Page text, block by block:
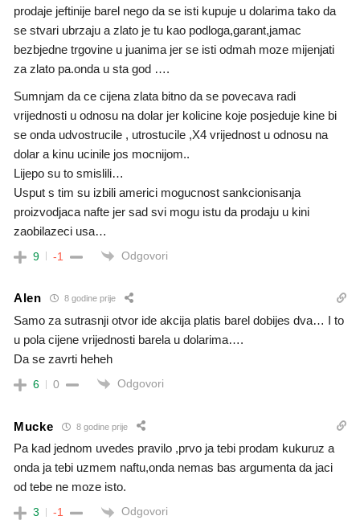
prodaje jeftinije barel nego da se isti kupuje u dolarima tako da
se stvari ubrzaju a zlato je tu kao podloga,garant,jamac
bezbjedne trgovine u juanima jer se isti odmah moze mijenjati
za zlato pa.onda u sta god ….
Sumnjam da ce cijena zlata bitno da se povecava radi
vrijednosti u odnosu na dolar jer kolicine koje posjeduje kine bi
se onda udvostrucile , utrostucile ,X4 vrijednost u odnosu na
dolar a kinu ucinile jos mocnijom..
Lijepo su to smislili…
Usput s tim su izbili americi mogucnost sankcionisanja
proizvodjaca nafte jer sad svi mogu istu da prodaju u kini
zaobilazeci usa…
9 -1 Odgovori
Alen 8 godine prije
Samo za sutrasnji otvor ide akcija platis barel dobijes dva… I to
u pola cijene vrijednosti barela u dolarima….
Da se zavrti heheh
6 0 Odgovori
Mucke 8 godine prije
Pa kad jednom uvedes pravilo ,prvo ja tebi prodam kukuruz a
onda ja tebi uzmem naftu,onda nemas bas argumenta da jaci
od tebe ne moze isto.
3 -1 Odgovori